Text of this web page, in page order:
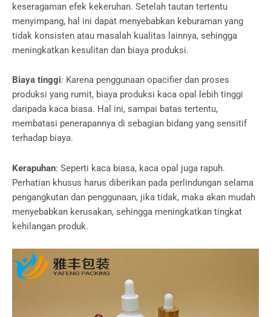
keseragaman efek kekeruhan. Setelah tautan tertentu
menyimpang, hal ini dapat menyebabkan keburaman yang
tidak konsisten atau masalah kualitas lainnya, sehingga
meningkatkan kesulitan dan biaya produksi.
Biaya tinggi: Karena penggunaan opacifier dan proses
produksi yang rumit, biaya produksi kaca opal lebih tinggi
daripada kaca biasa. Hal ini, sampai batas tertentu,
membatasi penerapannya di sebagian bidang yang sensitif
terhadap biaya.
Kerapuhan: Seperti kaca biasa, kaca opal juga rapuh.
Perhatian khusus harus diberikan pada perlindungan selama
pengangkutan dan penggunaan, jika tidak, maka akan mudah
menyebabkan kerusakan, sehingga meningkatkan tingkat
kehilangan produk.